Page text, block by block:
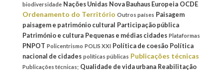
biodiversidade Nações Unidas Nova Bauhaus Europeia OCDE
Ordenamento do Território Outros países Paisagem
paisagem e património cultural Participação pública
Património e cultura Pequenas e médias cidades Plataformas
PNPOT Policentrismo POLIS XXI Política de coesão Política
nacional de cidades políticas públicas Publicações técnicas
Publicações técnicas; Qualidade de vida urbana Reabilitação